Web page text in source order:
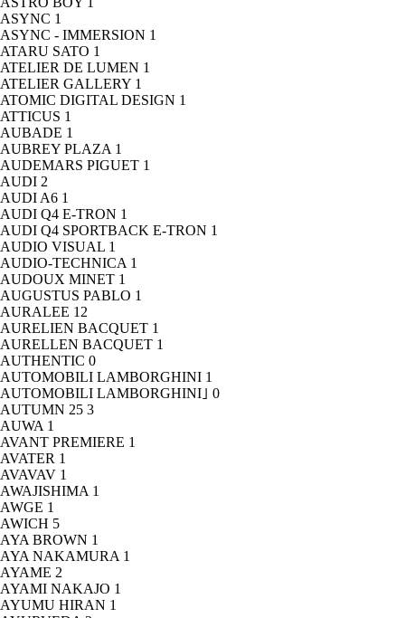
ASYNC 1
ASYNC - IMMERSION 1
ATARU SATO 1
ATELIER DE LUMEN 1
ATELIER GALLERY 1
ATOMIC DIGITAL DESIGN 1
ATTICUS 1
AUBADE 1
AUBREY PLAZA 1
AUDEMARS PIGUET 1
AUDI 2
AUDI A6 1
AUDI Q4 E-TRON 1
AUDI Q4 SPORTBACK E-TRON 1
AUDIO VISUAL 1
AUDIO-TECHNICA 1
AUDOUX MINET 1
AUGUSTUS PABLO 1
AURALEE 12
AURELIEN BACQUET 1
AURELLEN BACQUET 1
AUTHENTIC 0
AUTOMOBILI LAMBORGHINI 1
AUTOMOBILI LAMBORGHINI｣ 0
AUTUMN 25 3
AUWA 1
AVANT PREMIERE 1
AVATER 1
AVAVAV 1
AWAJISHIMA 1
AWGE 1
AWICH 5
AYA BROWN 1
AYA NAKAMURA 1
AYAME 2
AYAMI NAKAJO 1
AYUMU HIRAN 1